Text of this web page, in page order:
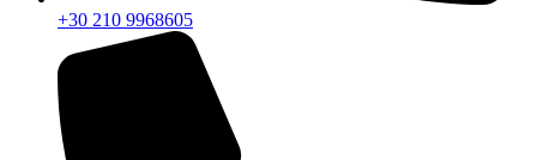
+30 210 9968605